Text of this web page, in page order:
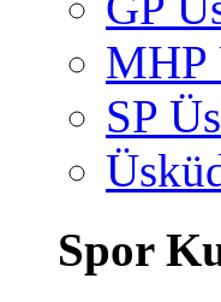
MHP
SP
Spor